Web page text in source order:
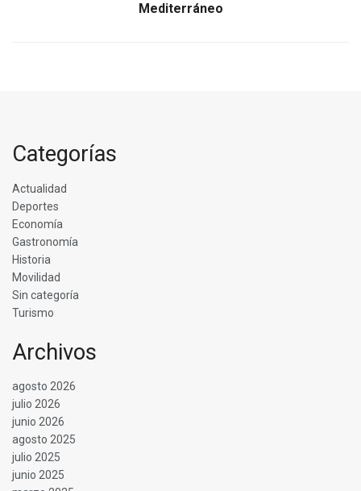
Mediterráneo
Categorías
Actualidad
Deportes
Economía
Gastronomía
Historia
Movilidad
Sin categoría
Turismo
Archivos
agosto 2026
julio 2026
junio 2026
agosto 2025
julio 2025
junio 2025